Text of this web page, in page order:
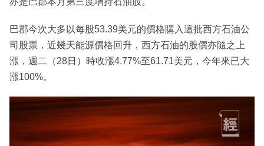
巴郡今次大多以每股53.39美元的價格購入這批西方石油公
司股票，近幾天能源價格回升，西方石油的股價亦隨之上
漲，週二（28日）時收漲4.77%至61.71美元，今年來已大
漲100%。